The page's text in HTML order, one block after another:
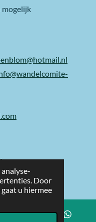
Door
u hiermee
mogelijk